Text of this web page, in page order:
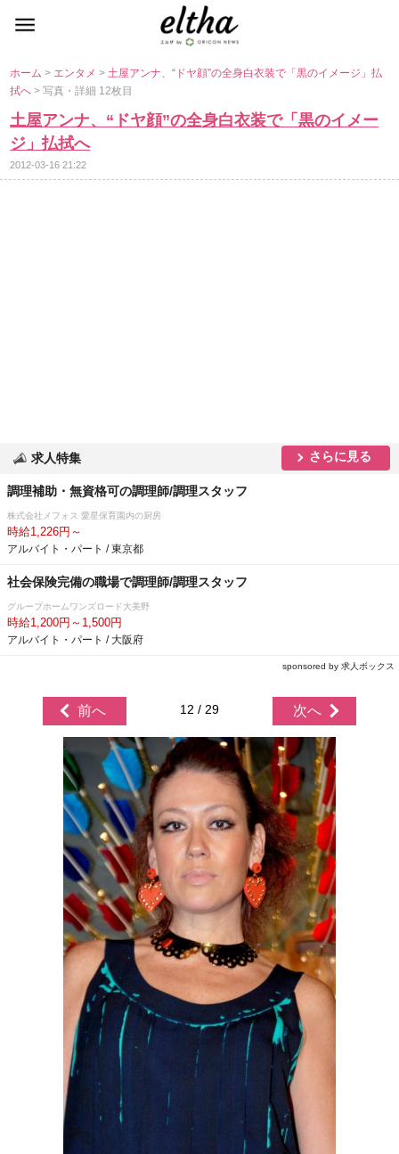
ホーム> エンタメ>土屋アンナ、“ドヤ顔”の全身白衣装で「黒のイメージ」払
拭へ> 写真・詳細 12枚目
土屋アンナ、“ドヤ顔”の全身白衣装で「黒のイメー
ジ」払拭へ
2012-03-16 21:22
求人特集 さらに見る
調理補助・無資格可の調理師/調理スタッフ
株式会社メフォス 愛星保育園内の厨房
時給1,226円～
アルバイト・パート / 東京都
社会保険完備の職場で調理師/調理スタッフ
グループホームワンズロード大美野
時給1,200円～1,500円
アルバイト・パート / 大阪府
sponsored by 求人ボックス
前へ 12 / 29 次へ